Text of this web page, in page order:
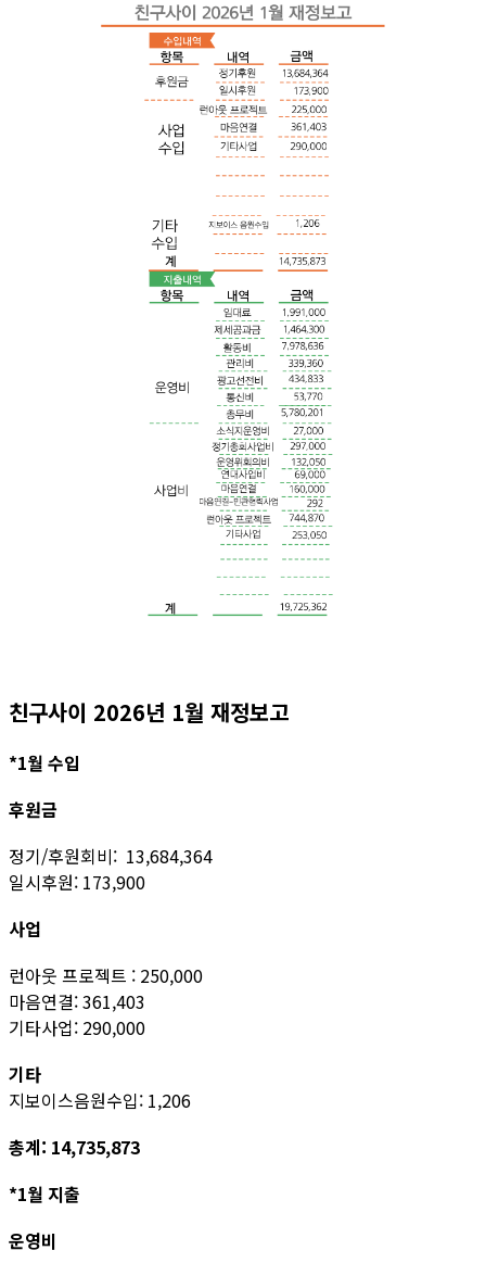
친구사이 2026년 1월 재정보고
*1월 수입
후원금
정기/후원회비: 13,684,364
일시후원: 173,900
사업
런아웃 프로젝트 : 250,000
마음연결: 361,403
기타사업: 290,000
기타
지보이스음원수입: 1,206
총계: 14,735,873
*1월 지출
운영비